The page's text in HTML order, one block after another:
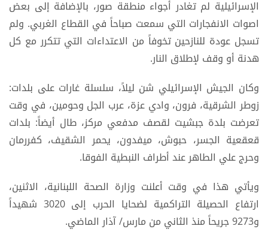
الإسرائيلية لم تغادر أجواء منطقة صور، بالإضافة إلى بعض
اصوات الانفجارات التي سمعت صباحاً في القطاع الغربي. ولم
تسجل عودة للنازحين تخوفاً من الاعتداءات التي تتكرر مع كل
هدنة أو وقف لإطلاق النار.
وكان الجيش الإسرائيلي شن ليلاً، سلسلة غارات على بلدات:
زوطر الشرقية، فرون، وادي عزة، عرب الجل وحومين، في وقت
تعرضت بلدة جبشيت لقصف مدفعي مركز، طال أيضاً: بلدات
قعقعية الجسر، حبوش، ميفدون، يحمر الشقيف، كفررمان
وحرج علي الطاهر عند أطراف النبطية الفوقا.
ويأتي هذا في وقت أعلنت وزارة الصحة اللبنانية، الاثنين،
ارتفاع الحصيلة التراكمية لضحايا الحرب إلى 3020 شهيداً
و9273 جريحاً منذ الثاني من مارس/ آذار الماضي.